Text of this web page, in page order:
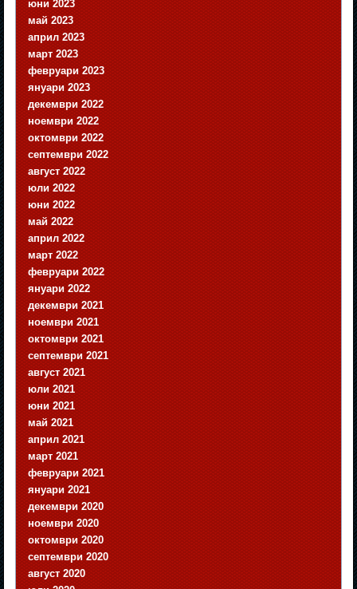
юни 2023
май 2023
април 2023
март 2023
февруари 2023
януари 2023
декември 2022
ноември 2022
октомври 2022
септември 2022
август 2022
юли 2022
юни 2022
май 2022
април 2022
март 2022
февруари 2022
януари 2022
декември 2021
ноември 2021
октомври 2021
септември 2021
август 2021
юли 2021
юни 2021
май 2021
април 2021
март 2021
февруари 2021
януари 2021
декември 2020
ноември 2020
октомври 2020
септември 2020
август 2020